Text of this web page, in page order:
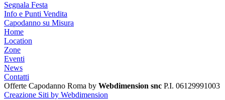
Segnala Festa
Info e Punti Vendita
Capodanno su Misura
Home
Location
Zone
Eventi
News
Contatti
Offerte Capodanno Roma by Webdimension snc P.I. 06129991003
Creazione Siti by Webdimension